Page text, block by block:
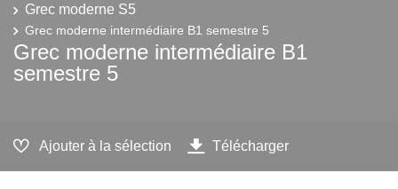
Grec moderne S5
Grec moderne intermédiaire B1 semestre 5
Grec moderne intermédiaire B1
semestre 5
Ajouter à la sélection Télécharger